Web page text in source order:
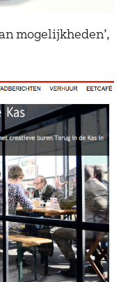
mogelijkheden’,